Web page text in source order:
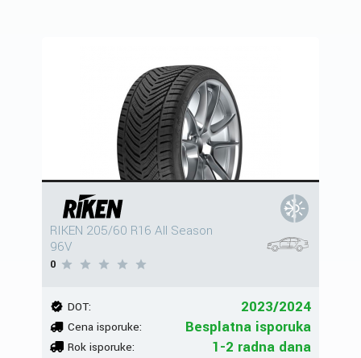
RIKEN 205/60 R16 All Season
96V
0
DOT: 2023/2024
Cena isporuke: Besplatna isporuka
Rok isporuke: 1-2 radna dana